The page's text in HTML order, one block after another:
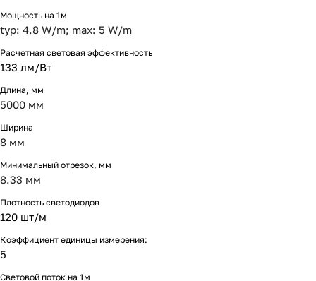
Мощность на 1м
typ: 4.8 W/m; max: 5 W/m
Расчетная световая эффективность
133 лм/Вт
Длина, мм
5000 мм
Ширина
8 мм
Минимальный отрезок, мм
8.33 мм
Плотность светодиодов
120 шт/м
Коэффициент единицы измерения:
5
Световой поток на 1м